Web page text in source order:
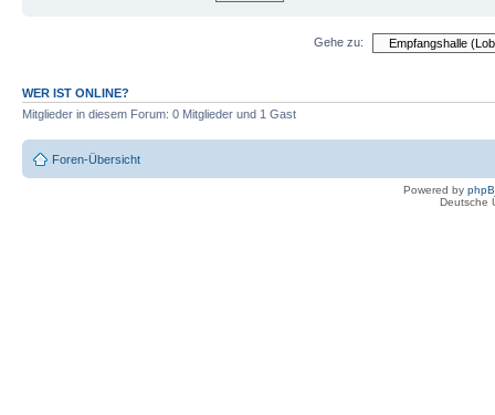
Gehe zu:
WER IST ONLINE?
Mitglieder in diesem Forum: 0 Mitglieder und 1 Gast
Foren-Übersicht
Powered by
Deutsche